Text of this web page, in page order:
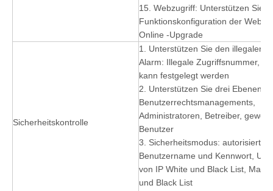
15. Webzugriff: Unterstützen Sie
Funktionskonfiguration der Web,
Online -Upgrade
Sicherheitskontrolle
1. Unterstützen Sie den illegalen
Alarm: Illegale Zugriffsnummer,
kann festgelegt werden
2. Unterstützen Sie drei Ebenen
Benutzerrechtsmanagements,
Administratoren, Betreiber,
Benutzer
3. Sicherheitsmodus: autorisierter
Benutzername und Kennwort,
von IP White und Black List, Mac
und Black List